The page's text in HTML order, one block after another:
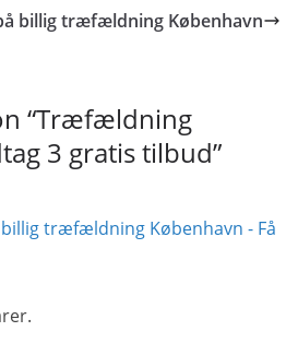
billig træfældning København
“Træfældning
3 gratis tilbud”
træfældning København - Få